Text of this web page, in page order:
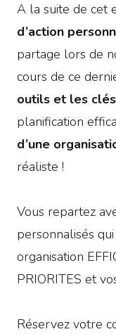
A la suite de cet
d’action
partage lors de
cours de ce
outils et les clés
planification
d’une
réaliste !
Vous repartez
personnalisés
organisation
PRIORITES et
Réservez votre